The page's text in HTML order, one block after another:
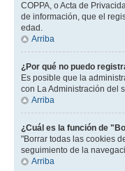
COPPA, o Acta de
de información, que el
edad.
Arriba
¿Por qué no puedo
Es posible que la
con La Administración del
Arriba
¿Cuál es la función de
"Borrar todas las cookies
seguimiento de la
Arriba